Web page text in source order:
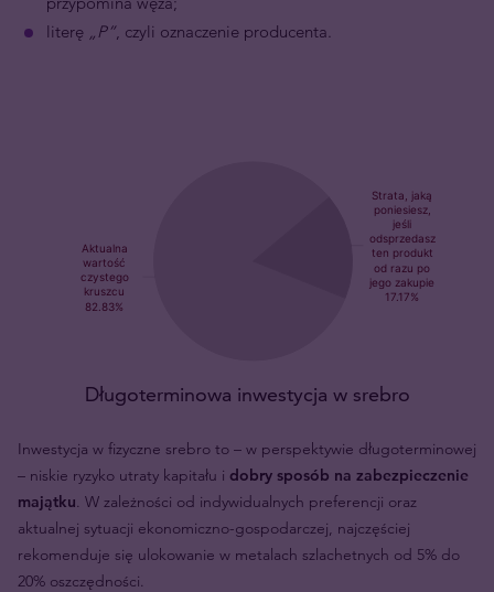
literę „P”, czyli oznaczenie producenta.
Długoterminowa inwestycja w srebro
Inwestycja w fizyczne srebro to – w perspektywie długoterminowej
– niskie ryzyko utraty kapitału i dobry sposób na zabezpieczenie
majątku. W zależności od indywidualnych preferencji oraz
aktualnej sytuacji ekonomiczno-gospodarczej, najczęściej
rekomenduje się ulokowanie w metalach szlachetnych od 5% do
20% oszczędności.